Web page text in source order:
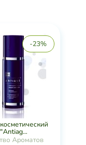
-23%
"Antiag...
Ароматов